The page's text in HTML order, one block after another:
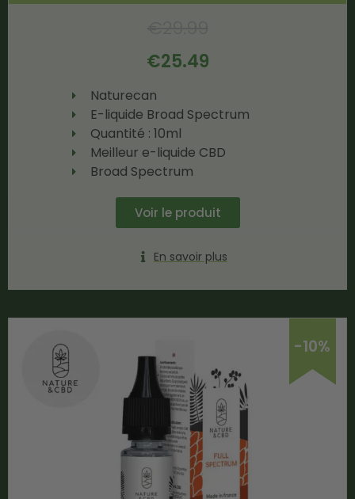
€25.49
Naturecan
E-liquide Broad Spectrum
Quantité : 10ml
Meilleur e-liquide CBD
Broad Spectrum
Voir le produit
En savoir plus
-10%